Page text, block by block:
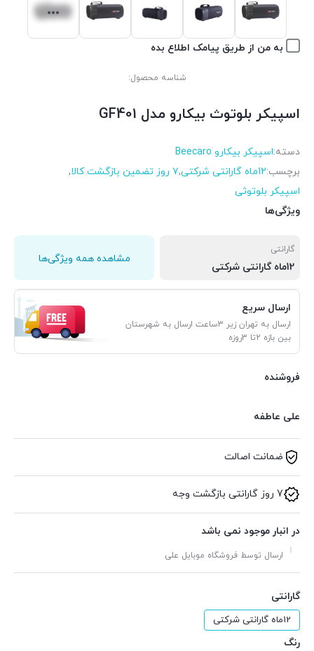
به من از طریق پیامک اطلاع بده
شناسه محصول:
اسپیکر بلوتوث بیکارو مدل GF401
دسته:اسپیکر بیکارو Beecaro
برچسب:12ماه گارانتی شرکتی ,۷ روز تضمین بازگشت کالا
,
اسپیکر بلوتوثی
ویژگی‌ها
گارانتی
12ماه گارانتی شرکتی
مشاهده همه ویژگی‌ها
ارسال سریع
ارسال به تهران زیر 3ساعت ارسال به شهرستان
بین بازه 2تا 3روزه
فروشنده
علی عاطفه
ضمانت اصالت
7 روز گارانتی بازگشت وجه
در انبار موجود نمی باشد
ارسال توسط فروشگاه موبایل علی
گارانتی
12ماه گارانتی شرکتی
رنگ